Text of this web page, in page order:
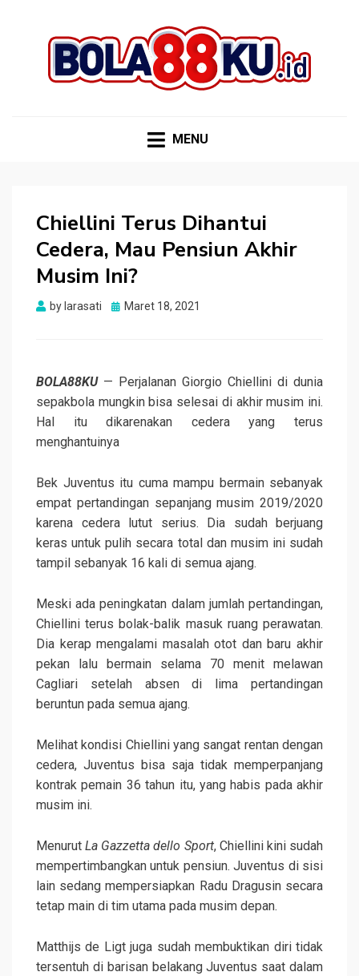
MENU
Chiellini Terus Dihantui
Cedera, Mau Pensiun Akhir
Musim Ini?
by larasati
Posted
Maret 18, 2021
BOLA88KU— Perjalanan Giorgio Chiellini di dunia
sepakbola mungkin bisa selesai di akhir musim ini.
Hal itu dikarenakan cedera yang terus
menghantuinya
Bek Juventus itu cuma mampu bermain sebanyak
empat pertandingan sepanjang musim 2019/2020
karena cedera lutut serius. Dia sudah berjuang
keras untuk pulih secara total dan musim ini sudah
tampil sebanyak 16 kali di semua ajang.
Meski ada peningkatan dalam jumlah pertandingan,
Chiellini terus bolak-balik masuk ruang perawatan.
Dia kerap mengalami masalah otot dan baru akhir
pekan lalu bermain selama 70 menit melawan
Cagliari setelah absen di lima pertandingan
beruntun pada semua ajang.
Melihat kondisi Chiellini yang sangat rentan dengan
cedera, Juventus bisa saja tidak memperpanjang
kontrak pemain 36 tahun itu, yang habis pada akhir
musim ini.
MenurutLa Gazzetta dello Sport, Chiellini kini sudah
mempertimbangkan untuk pensiun. Juventus di sisi
lain sedang mempersiapkan Radu Dragusin secara
tetap main di tim utama pada musim depan.
Matthijs de Ligt juga sudah membuktikan diri tidak
tersentuh di barisan belakang Juventus saat dalam